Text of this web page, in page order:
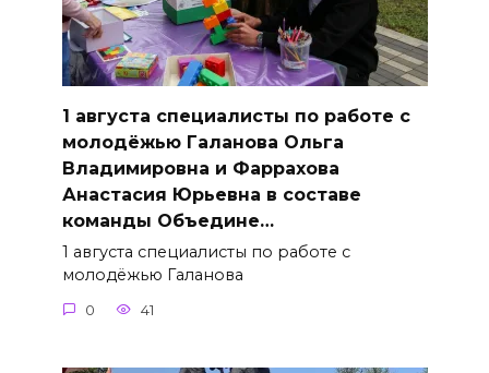
1 августа специалисты по работе с
молодёжью Галанова Ольга
Владимировна и Фаррахова
Анастасия Юрьевна в составе
команды Объедине…
1 августа специалисты по работе с
молодёжью Галанова
0 41